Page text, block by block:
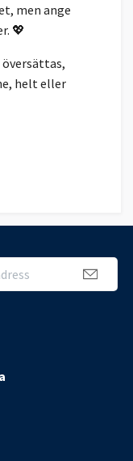
men ange
💖
helt eller